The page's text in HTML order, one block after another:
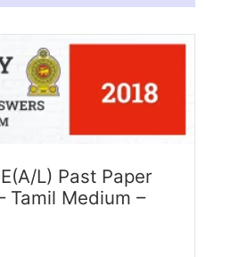
L) Past Paper
Tamil Medium –